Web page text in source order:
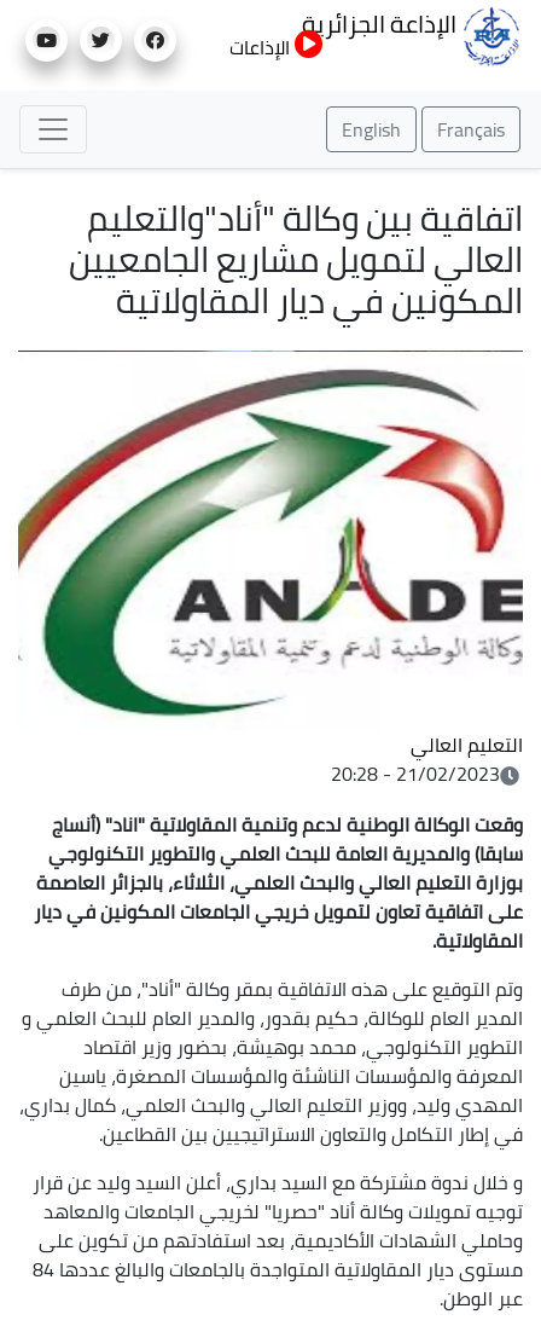
إلى
الإذاعة الجزائرية
الإذاعات
Français
English
اتفاقية بين وكالة "أناد"والتعليم
العالي لتمويل مشاريع الجامعيين
المكونين في ديار المقاولاتية
التعليم العالي
21/02/2023 - 20:28
وقعت الوكالة الوطنية لدعم وتنمية المقاولاتية "اناد" (أنساج
سابقا) والمديرية العامة للبحث العلمي والتطوير التكنولوجي
بوزارة التعليم العالي والبحث العلمي، الثلاثاء، بالجزائر العاصمة
على اتفاقية تعاون لتمويل خريجي الجامعات المكونين في ديار
المقاولاتية.
وتم التوقيع على هذه الاتفاقية بمقر وكالة "أناد"، من طرف
المدير العام للوكالة، حكيم بقدور، والمدير العام للبحث العلمي و
التطوير التكنولوجي، محمد بوهيشة، بحضور وزير اقتصاد
المعرفة والمؤسسات الناشئة والمؤسسات المصغرة، ياسين
المهدي وليد، ووزير التعليم العالي والبحث العلمي، كمال بداري،
في إطار التكامل والتعاون الاستراتيجيين بين القطاعين.
و خلال ندوة مشتركة مع السيد بداري، أعلن السيد وليد عن قرار
توجيه تمويلات وكالة أناد "حصريا" لخريجي الجامعات والمعاهد
وحاملي الشهادات الأكاديمية، بعد استفادتهم من تكوين على
مستوى ديار المقاولاتية المتواجدة بالجامعات والبالغ عددها 84
عبر الوطن.